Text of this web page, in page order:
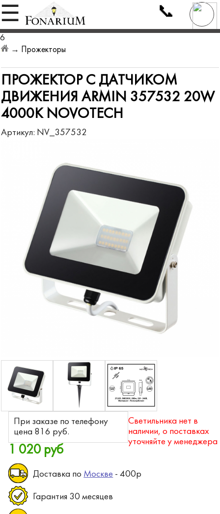
☰ 📞
6
→ Прожекторы
ПРОЖЕКТОР С ДАТЧИКОМ
ДВИЖЕНИЯ ARMIN 357532 20W
4000K NOVOTECH
Артикул: NV_357532
При заказе по телефону
цена 816 pyб.
1 020 руб
Светильника нет в
наличии, о поставках
уточняйте у менеджера
Доставка по Москве - 400р
Гарантия 30 месяцев